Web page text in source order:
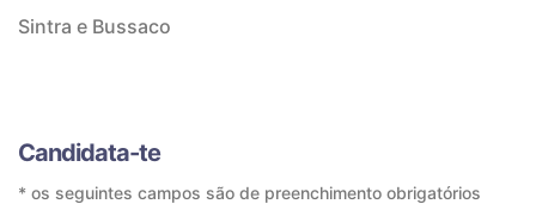
Sintra e Bussaco
Candidata-te
* os seguintes campos são de preenchimento obrigatórios